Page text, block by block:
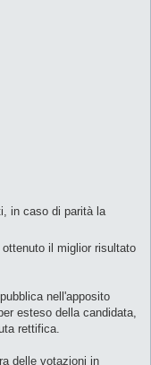
in caso di parità la
il miglior risultato
nell'apposito
esteso della candidata,
rettifica.
delle votazioni in